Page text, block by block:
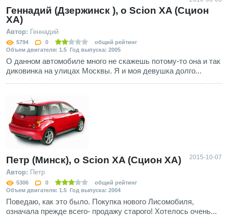
Геннадий (Дзержинск ), о Scion XA (Сцион
ХА)
Автор: Геннадий
5794 0
общий рейтинг
Объем двигателя: 1.5 Год выпуска: 2005
О данном автомобиле много не скажешь потому-то она и так
диковинка на улицах Москвы. Я и моя девушка долго...
2015-10-07
Петр (Минск), о Scion XA (Сцион ХА)
Автор: Петр
5306 0
общий рейтинг
Объем двигателя: 1.5 Год выпуска: 2004
Поведаю, как это было. Покупка нового Лисомобиля,
означала прежде всего- продажу старого! Хотелось очень...